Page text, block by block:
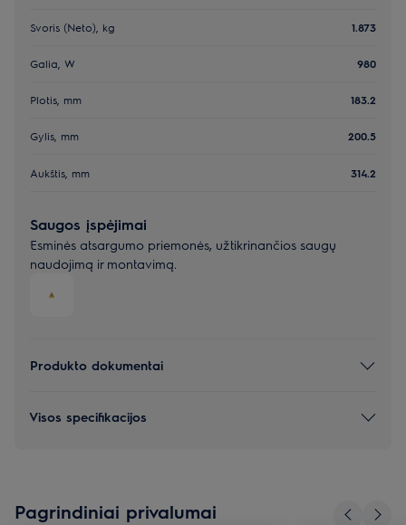
Svoris (Neto), kg 1.873
Galia, W 980
Plotis, mm 183.2
Gylis, mm 200.5
Aukštis, mm 314.2
Saugos įspėjimai
Esminės atsargumo priemonės, užtikrinančios saugų
naudojimą ir montavimą.
Produkto dokumentai
Visos specifikacijos
Pagrindiniai privalumai